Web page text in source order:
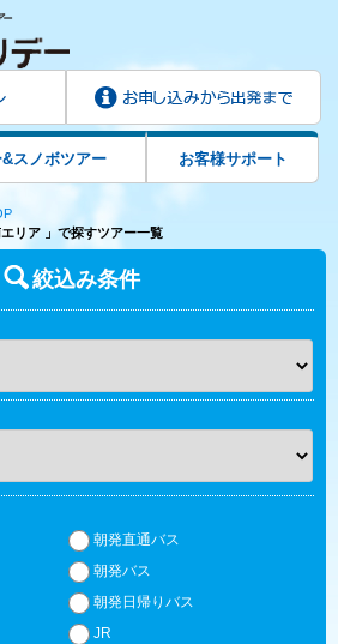
スノボツアー お客様サポート
リア 」で探すツアー一覧
絞込み条件
朝発直通バス
朝発バス
朝発日帰りバス
JR